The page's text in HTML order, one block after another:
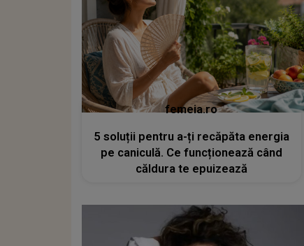
femeia.ro
5 soluții pentru a-ți recăpăta energia
pe caniculă. Ce funcționează când
căldura te epuizează